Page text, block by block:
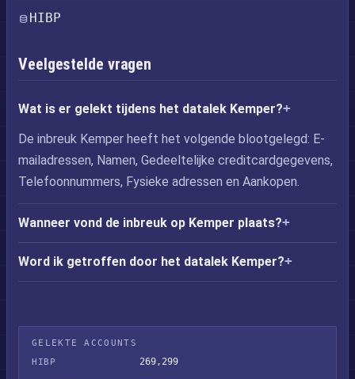
HIBP
Veelgestelde vragen
Wat is er gelekt tijdens het datalek Kemper?
De inbreuk Kemper heeft het volgende blootgelegd: E-
mailadressen, Namen, Gedeeltelijke creditcardgegevens,
Telefoonnummers, Fysieke adressen en Aankopen.
Wanneer vond de inbreuk op Kemper plaats?
Word ik getroffen door het datalek Kemper?
GELEKTE ACCOUNTS
HIBP
269,299